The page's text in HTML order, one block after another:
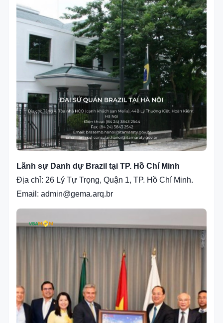
Lãnh sự Danh dự Brazil tại TP. Hồ Chí Minh
Địa chỉ: 26 Lý Tự Trọng, Quận 1, TP. Hồ Chí Minh.
Email: admin@gema.arq.br